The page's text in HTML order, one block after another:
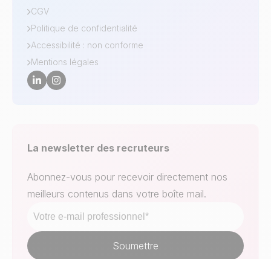
CGV
Politique de confidentialité
Accessibilité : non conforme
Mentions légales
La newsletter des recruteurs
Abonnez-vous pour recevoir directement nos
meilleurs contenus dans votre boîte mail.